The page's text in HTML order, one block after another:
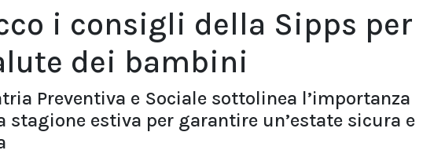
i consigli della Sipps per
dei bambini
Preventiva e Sociale sottolinea l’importanza
estiva per garantire un’estate sicura e